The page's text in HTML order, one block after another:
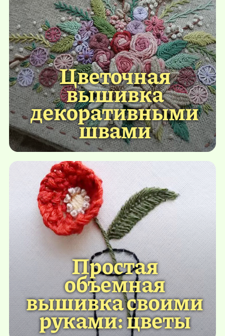
Цветочная
вышивка
декоративными
швами
Простая
объемная
вышивка своими
руками: цветы